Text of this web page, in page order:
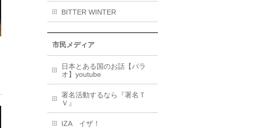
BITTER WINTER
市民メディア
日本とある国のお話【パラ
オ】youtube
署名活動するなら『署名Ｔ
Ｖ』
IZA イザ！